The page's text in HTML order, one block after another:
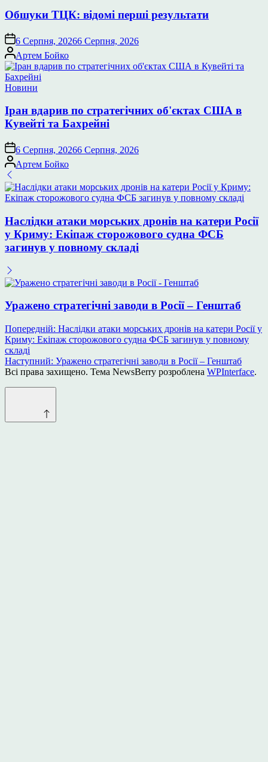
Обшуки ТЦК: відомі перші результати
6 Серпня, 20266 Серпня, 2026
Опубліковано
Артем Бойко
Опублікувати
Новини
Іран вдарив по стратегічних об'єктах США в
Кувейті та Бахрейні
6 Серпня, 20266 Серпня, 2026
Опубліковано
Артем Бойко
Наслідки атаки морських дронів на катери Росії
у Криму: Екіпаж сторожового судна ФСБ
загинув у повному складі
Уражено стратегічні заводи в Росії – Генштаб
Навігація
записів
Попередній: Наслідки атаки морських дронів на катери Росії у
Криму: Екіпаж сторожового судна ФСБ загинув у повному
складі
Наступний: Уражено стратегічні заводи в Росії – Генштаб
Всі права захищено. Тема NewsBerry розроблена WPInterface.